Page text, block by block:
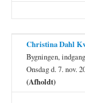
Christina Dahl
Bygningen,
Onsdag d. 7. nov.
(Afholdt)